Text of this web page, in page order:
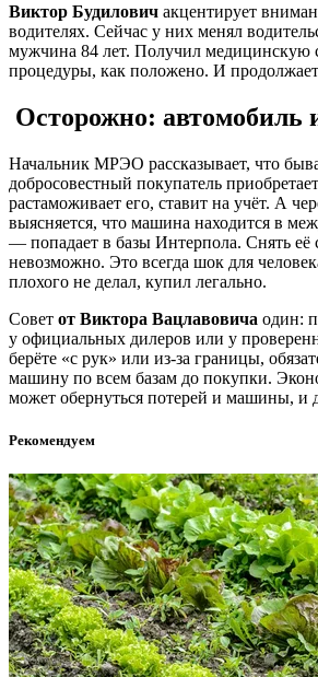
Виктор Будилович акцентирует
водителях. Сейчас у них менял
мужчина 84 лет. Получил медицинскую
процедуры, как положено. И продолжает
Осторожно: автомобиль
Начальник МРЭО рассказывает, что
добросовестный покупатель
растаможивает его, ставит на учёт. А
выясняется, что машина находится в
— попадает в базы Интерпола. Снять её
невозможно. Это всегда шок для
плохого не делал, купил легально.
Совет от Виктора Вацлавовича один:
у официальных дилеров или у
берёте «с рук» или из-за границы,
машину по всем базам до покупки.
может обернуться потерей и машины, и
Рекомендуем